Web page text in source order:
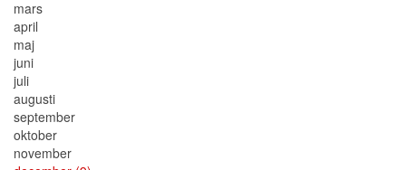
mars
april
maj
juni
juli
augusti
september
oktober
november